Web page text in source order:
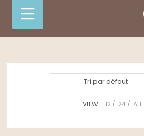
Tri par défaut
VIEW: 12 24 ALL: